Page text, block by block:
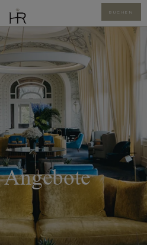
BUCHEN
Angebote